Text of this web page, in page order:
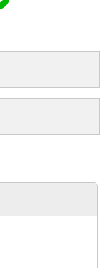
送
る